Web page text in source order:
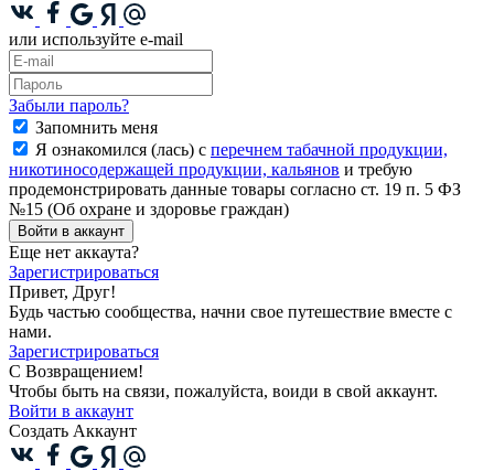
или используйте e-mail
Забыли пароль?
Запомнить меня
Я ознакомился (лась) с перечнем табачной продукции,
никотиносодержащей продукции, кальянов и требую
продемонстрировать данные товары согласно ст. 19 п. 5 ФЗ
№15 (Об охране и здоровье граждан)
Войти в аккаунт
Еще нет аккаута?
Зарегистрироваться
Привет, Друг!
Будь частью сообщества, начни свое путешествие вместе с
нами.
Зарегистрироваться
С Возвращением!
Чтобы быть на связи, пожалуйста, воиди в свой аккаунт.
Войти в аккаунт
Создать Аккаунт